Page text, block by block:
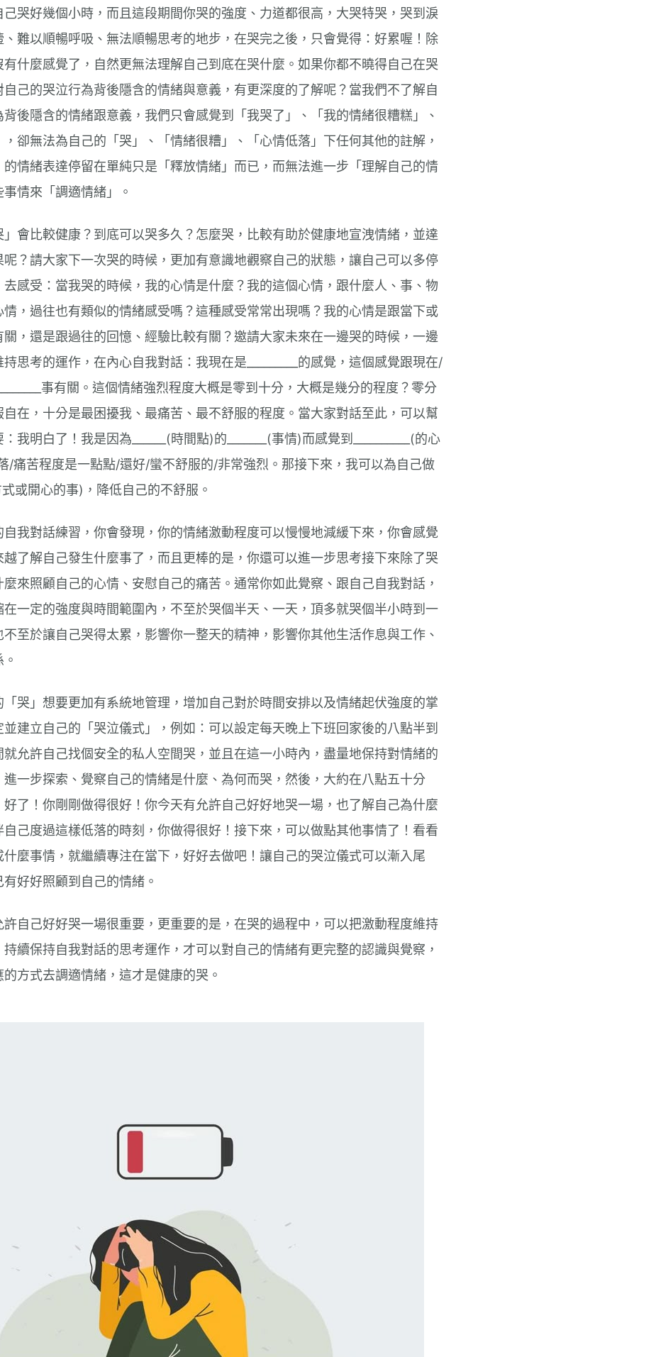
己哭好幾個小時，而且這段期間你哭的強度、力道都很高，大哭特哭，哭到淚
、難以順暢呼吸、無法順暢思考的地步，在哭完之後，只會覺得：好累喔！除
有什麼感覺了，自然更無法理解自己到底在哭什麼。如果你都不曉得自己在哭
己的哭泣行為背後隱含的情緒與意義，有更深度的了解呢？當我們不了解自
後隱含的情緒跟意義，我們只會感覺到「我哭了」、「我的情緒很糟糕」、
，卻無法為自己的「哭」、「情緒很糟」、「心情低落」下任何其他的註解，
的情緒表達停留在單純只是「釋放情緒」而已，而無法進一步「理解自己的情
情來「調適情緒」。
會比較健康？到底可以哭多久？怎麼哭，比較有助於健康地宣洩情緒，並達
？請大家下一次哭的時候，更加有意識地觀察自己的狀態，讓自己可以多停
感受：當我哭的時候，我的心情是什麼？我的這個心情，跟什麼人、事、物
情，過往也有類似的情緒感受嗎？這種感受常常出現嗎？我的心情是跟當下或
，還是跟過往的回憶、經驗比較有關？邀請大家未來在一邊哭的時候，一邊
思考的運作，在內心自我對話：我現在是_________的感覺，這個感覺跟現在/
事有關。這個情緒強烈程度大概是零到十分，大概是幾分的程度？零分
在，十分是最困擾我、最痛苦、最不舒服的程度。當大家對話至此，可以幫
我明白了！我是因為______(時間點)的_______(事情)而感覺到__________(的心
/痛苦程度是一點點/還好/蠻不舒服的/非常強烈。那接下來，我可以為自己做
式或開心的事)，降低自己的不舒服。
我對話練習，你會發現，你的情緒激動程度可以慢慢地減緩下來，你會感覺
了解自己發生什麼事了，而且更棒的是，你還可以進一步思考接下來除了哭
來照顧自己的心情、安慰自己的痛苦。通常你如此覺察、跟自己自我對話，
一定的強度與時間範圍內，不至於哭個半天、一天，頂多就哭個半小時到一
至於讓自己哭得太累，影響你一整天的精神，影響你其他生活作息與工作、
哭」想要更加有系統地管理，增加自己對於時間安排以及情緒起伏強度的掌
建立自己的「哭泣儀式」，例如：可以設定每天晚上下班回家後的八點半到
允許自己找個安全的私人空間哭，並且在這一小時內，盡量地保持對情緒的
一步探索、覺察自己的情緒是什麼、為何而哭，然後，大約在八點五十分
好了！你剛剛做得很好！你今天有允許自己好好地哭一場，也了解自己為什麼
己度過這樣低落的時刻，你做得很好！接下來，可以做點其他事情了！看看
麼事情，就繼續專注在當下，好好去做吧！讓自己的哭泣儀式可以漸入尾
好好照顧到自己的情緒。
自己好好哭一場很重要，更重要的是，在哭的過程中，可以把激動程度維持
續保持自我對話的思考運作，才可以對自己的情緒有更完整的認識與覺察，
方式去調適情緒，這才是健康的哭。